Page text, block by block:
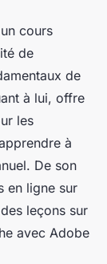
cours
de
de
à lui, offre
les
à
De son
en ligne sur
leçons sur
avec Adobe